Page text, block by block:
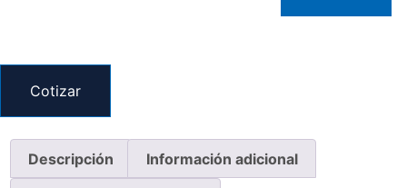
Cotizar
Descripción Información adicional